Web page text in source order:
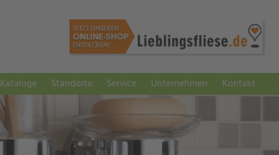
Kataloge Standorte Service Unternehmen Kontakt